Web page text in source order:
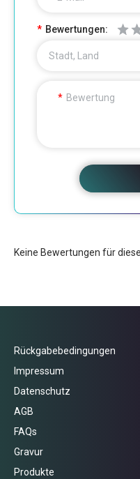
Bewertungen:
Stadt, Land
Bewertung
Keine Bewertungen für
Rückgabebedingungen
Impressum
Datenschutz
AGB
FAQs
Gravur
Produkte